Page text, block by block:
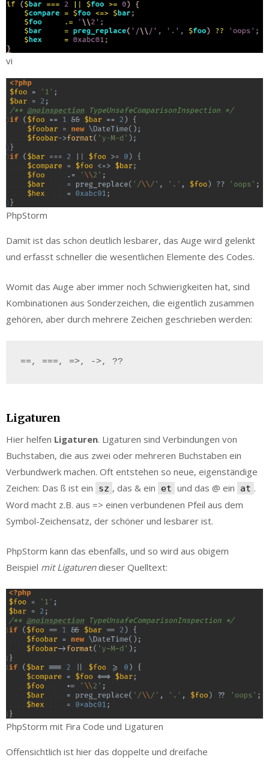
vi
PhpStorm
Damit ist das schon deutlich lesbarer, das Auge wird gelenkt
und erfasst schneller die wesentlichen Elemente des Codes.
Womit das Auge aber immer noch Schwierigkeiten hat, sind
Kombinationen aus Sonderzeichen, die eigentlich zusammen
gehören, aber durch mehrere Zeichen geschrieben werden:
Ligaturen
Hier helfen Ligaturen. Ligaturen sind Verbindungen von
Buchstaben, die aus zwei oder mehreren Buchstaben ein
Verbundwerk machen. Oft entstehen so neue, eigenständige
Zeichen: Das ß ist ein
sz , das & ein et und das @ ein at .
Word macht z.B. aus => einen verbundenen Pfeil aus dem
Symbol-Zeichensatz, der schöner und lesbarer ist.
PhpStorm kann das ebenfalls, und so wird aus obigem
Beispiel mit Ligaturendieser Quelltext:
PhpStorm mit Fira Code und Ligaturen
Offensichtlich ist hier das doppelte und dreifache